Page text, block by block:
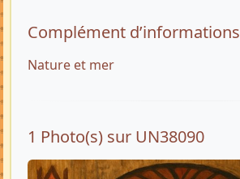
Complément d’informations
Nature et mer
1 Photo(s) sur UN38090